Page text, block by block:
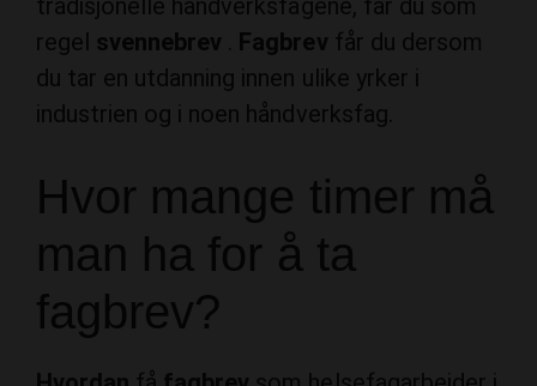
du tar en utdanning innen ulike yrker i
industrien og i noen håndverksfag.
Hvor mange timer må
man ha for å ta
fagbrev?
Hvordan fåfagbrev
voksen alder? For å kunne gå opp til